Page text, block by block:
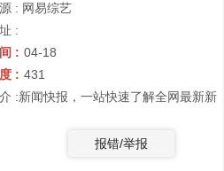
: 网易综艺
:
: 04-18
: 431
:新闻快报，一站快速了解全网最新新
报错/举报